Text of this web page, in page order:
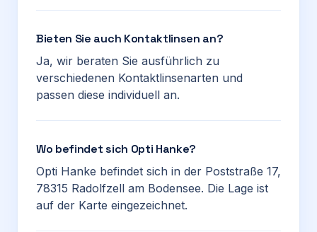
Bieten Sie auch Kontaktlinsen an?
Ja, wir beraten Sie ausführlich zu
verschiedenen Kontaktlinsenarten und
passen diese individuell an.
Wo befindet sich Opti Hanke?
Opti Hanke befindet sich in der Poststraße 17,
78315 Radolfzell am Bodensee. Die Lage ist
auf der Karte eingezeichnet.